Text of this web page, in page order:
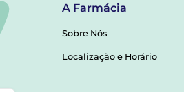
A Farmácia
Sobre Nós
Localização e Horário